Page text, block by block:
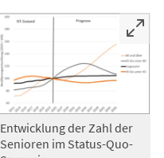
Entwicklung der Zahl der
Senioren im Status-Quo-